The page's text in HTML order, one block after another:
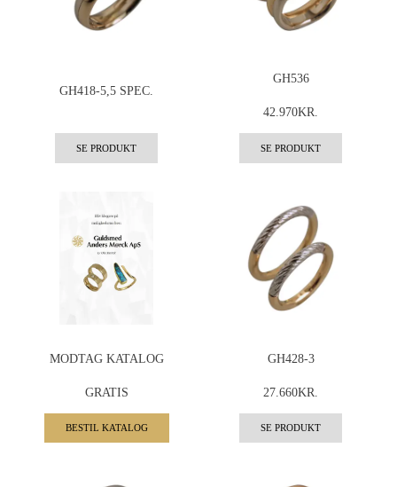
GH418-5,5 SPEC.
SE PRODUKT
GH536
42.970KR.
SE PRODUKT
MODTAG KATALOG
GRATIS
BESTIL KATALOG
GH428-3
27.660KR.
SE PRODUKT